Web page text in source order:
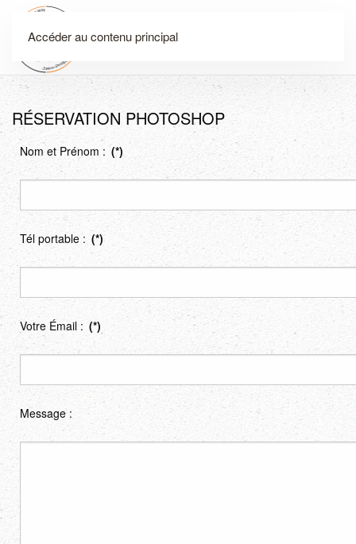
Accéder au contenu principal
RÉSERVATION PHOTOSHOP
Nom et Prénom : (*)
Tél portable : (*)
Votre Émail : (*)
Message :